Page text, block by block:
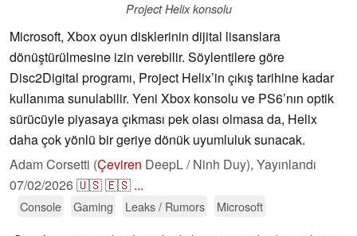
Project Helix konsolu
Microsoft, Xbox oyun disklerinin dijital lisanslara
dönüştürülmesine izin verebilir. Söylentilere göre
Disc2Digital programı, Project Helix’in çıkış tarihine kadar
kullanıma sunulabilir. Yeni Xbox konsolu ve PS6’nın optik
sürücüyle piyasaya çıkması pek olası olmasa da, Helix
daha çok yönlü bir geriye dönük uyumluluk sunacak.
Adam Corsetti (Çeviren DeepL / Ninh Duy), Yayınlandı
07/02/2026🇺🇸🇪🇸 ...
Console Gaming Leaks / Rumors Microsoft